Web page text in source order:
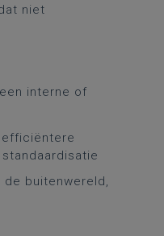
niet
interne of
buitenwereld,